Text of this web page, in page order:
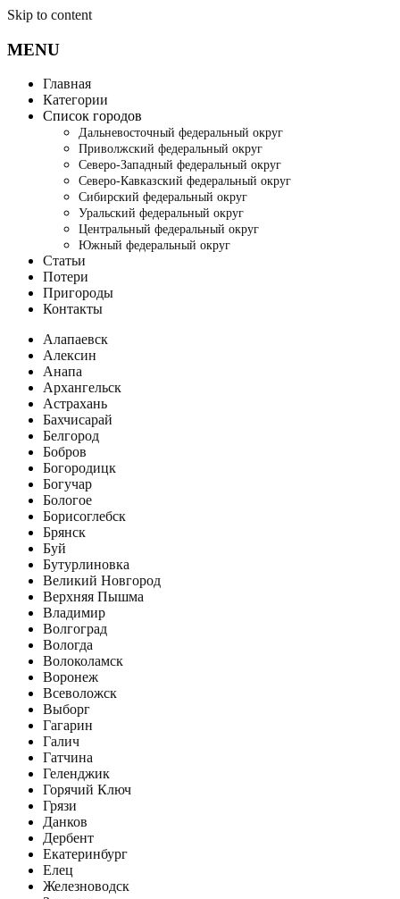
Skip to content
MENU
Главная
Категории
Список городов
Дальневосточный федеральный округ
Приволжский федеральный округ
Северо-Западный федеральный округ
Северо-Кавказский федеральный округ
Сибирский федеральный округ
Уральский федеральный округ
Центральный федеральный округ
Южный федеральный округ
Статьи
Потери
Пригороды
Контакты
Алапаевск
Алексин
Анапа
Архангельск
Астрахань
Бахчисарай
Белгород
Бобров
Богородицк
Богучар
Бологое
Борисоглебск
Брянск
Буй
Бутурлиновка
Великий Новгород
Верхняя Пышма
Владимир
Волгоград
Вологда
Волоколамск
Воронеж
Всеволожск
Выборг
Гагарин
Галич
Гатчина
Геленджик
Горячий Ключ
Грязи
Данков
Дербент
Екатеринбург
Елец
Железноводск